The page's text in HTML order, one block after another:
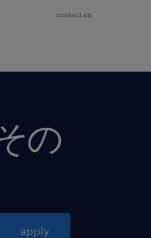
contact us
の
apply